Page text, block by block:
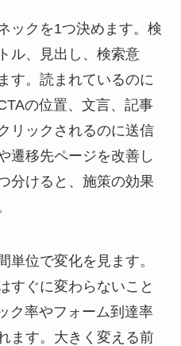
ックを1つ決めます。検
ル、見出し、検索意
す。読まれているのに
の位置、文言、記事
リックされるのに送信
遷移先ページを改善し
分けると、施策の効果
単位で変化を見ます。
すぐに変わらないこと
ク率やフォーム到達率
ます。大きく変える前